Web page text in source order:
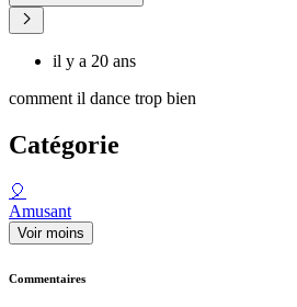
il y a 20 ans
comment il dance trop bien
Catégorie
🎈
Amusant
Voir moins
Commentaires